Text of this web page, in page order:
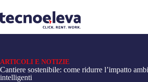
ARTICOLI E NOTIZIE
Cantiere sostenibile: come ridurre l’impatto
intelligenti